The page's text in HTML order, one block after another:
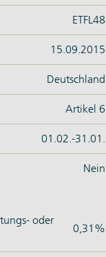
ETFL48
15.09.2015
Deutschland
Artikel 6
01.02.-31.01.
Nein
oder
0,31%